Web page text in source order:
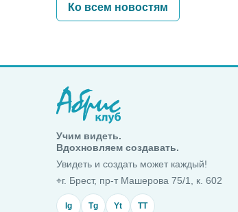
Ко всем новостям
Учим видеть.
Вдохновляем создавать.
Увидеть и создать может каждый!
⌖г. Брест, пр-т Машерова 75/1, к. 602
Ig Tg Yt TT